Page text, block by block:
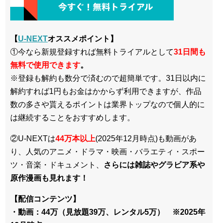
【U-NEXTオススメポイント】
①今なら新規登録すれば無料トライアルとして31日間も
無料で使用できます。
※登録も解約も数分で済むので超簡単です。31日以内に
解約すれば1円もお金はかからず利用できますが、作品
数の多さや貰えるポイントは業界トップなので個人的に
は継続することをおすすめします。
②U-NEXTは44万本以上(2025年12月時点)も動画があ
り、人気のアニメ・ドラマ・映画・バラエティ・スポー
ツ・音楽・ドキュメント、
さらには雑誌やグラビア系や
原作漫画も見れます！
【配信コンテンツ】
・動画：44万（見放題39万、レンタル5万） ※2025年